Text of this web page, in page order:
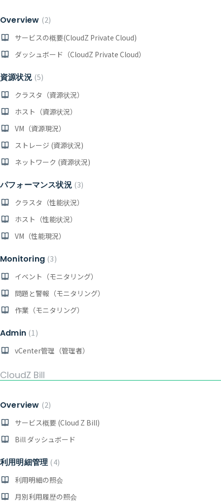
Overview 2
サービスの概要(CloudZ Private Cloud)
ダッシュボード（CloudZ Private Cloud）
資源状況 5
クラスタ（資源状況）
ホスト（資源状況）
VM（資源現況）
ストレージ (資源状況)
ネットワーク (資源状況)
パフォーマンス状況 3
クラスタ（性能状況）
ホスト（性能状況）
VM（性能現況）
Monitoring 3
イベント（モニタリング）
問題と警報（モニタリング）
作業（モニタリング）
Admin 1
vCenter管理（管理者）
CloudZ Bill
Overview 2
サービス概要 (Cloud Z Bill)
Bill ダッシュボード
利用明細管理 4
利用明細の照会
月別利用履歴の照会